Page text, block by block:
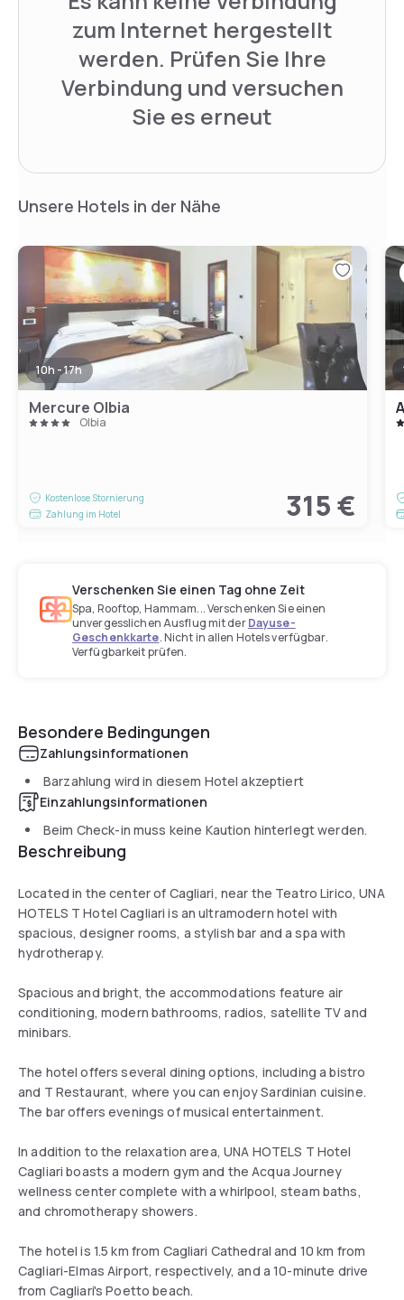
zum Internet hergestellt
werden. Prüfen Sie Ihre
Verbindung und versuchen
Sie es erneut
Unsere Hotels in der Nähe
10h - 17h
Mercure Olbia
Olbia
Kostenlose Stornierung
Zahlung im Hotel
315 €
Verschenken Sie einen Tag ohne Zeit
Spa, Rooftop, Hammam... Verschenken Sie einen
unvergesslichen Ausflug mit derDayuse-
Geschenkkarte. Nicht in allen Hotels verfügbar.
Verfügbarkeit prüfen.
Besondere Bedingungen
Zahlungsinformationen
Barzahlung wird in diesem Hotel akzeptiert
Einzahlungsinformationen
Beim Check-in muss keine Kaution hinterlegt werden.
Beschreibung
Located in the center of Cagliari, near the Teatro Lirico, UNA
HOTELS T Hotel Cagliari is an ultramodern hotel with
spacious, designer rooms, a stylish bar and a spa with
hydrotherapy.
Spacious and bright, the accommodations feature air
conditioning, modern bathrooms, radios, satellite TV and
minibars.
The hotel offers several dining options, including a bistro
and T Restaurant, where you can enjoy Sardinian cuisine.
The bar offers evenings of musical entertainment.
In addition to the relaxation area, UNA HOTELS T Hotel
Cagliari boasts a modern gym and the Acqua Journey
wellness center complete with a whirlpool, steam baths,
and chromotherapy showers.
The hotel is 1.5 km from Cagliari Cathedral and 10 km from
Cagliari-Elmas Airport, respectively, and a 10-minute drive
from Cagliari's Poetto beach.